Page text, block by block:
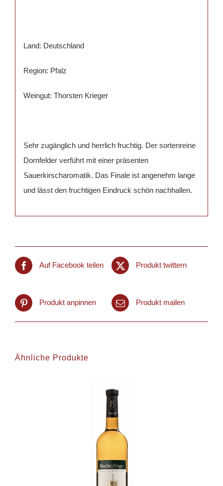
Land: Deutschland
Region: Pfalz
Weingut: Thorsten Krieger
Sehr zugänglich und herrlich fruchtig. Der sortenreine
Dornfelder verführt mit einer präsenten
Sauerkirscharomatik. Das Finale ist angenehm lange
und lässt den fruchtigen Eindruck schön nachhallen.
Auf Facebook teilen Produkt twittern
Produkt anpinnen Produkt mailen
Ähnliche Produkte